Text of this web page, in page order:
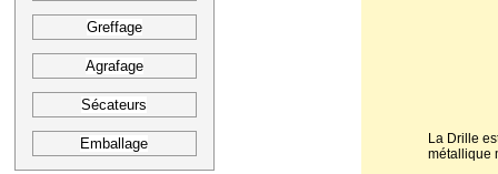
Greffage
Agrafage
Sécateurs
Emballage
La Drille
métallique